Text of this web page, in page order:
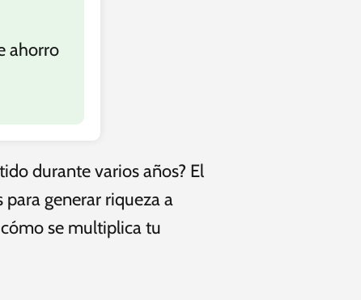
ahorro
durante varios años? El
generar riqueza a
se multiplica tu